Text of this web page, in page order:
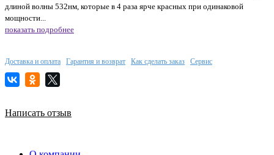
длиной волны 532нм, которые в 4 раза ярче красных при одинаковой
мощности...
показать подробнее
Доставка и оплата Гарантия и возврат Как сделать заказ Сервис
Написать отзыв